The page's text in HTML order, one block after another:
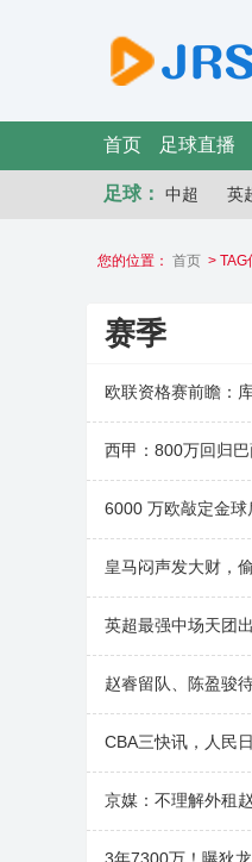
首页 足球直播
足球： 中超 英
您的位置： 首页 > TAG
赛季
欧联资格赛前瞻：
西甲：800万回归
6000 万欧敲定金
皇马闷声发大财，
英超最强中场天团
赵睿留队、陈盈骏
CBA三快讯，人民
京媒：不理解外租